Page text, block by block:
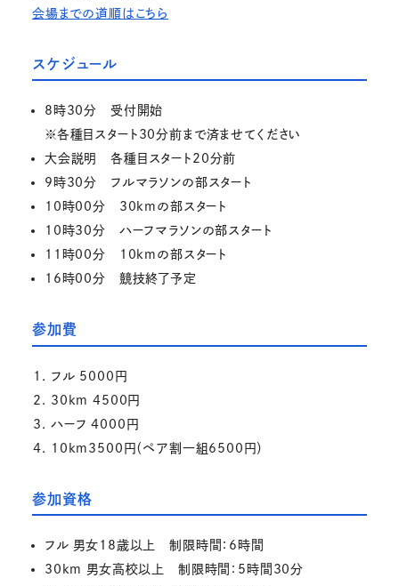
会場までの道順はこちら
スケジュール
8時30分 受付開始
※各種目スタート30分前まで済ませてください
大会説明 各種目スタート20分前
9時30分 フルマラソンの部スタート
10時00分 30kmの部スタート
10時30分 ハーフマラソンの部スタート
11時00分 10kmの部スタート
16時00分 競技終了予定
参加費
フル 5000円
30km 4500円
ハーフ 4000円
10km3500円（ペア割一組6500円）
参加資格
フル 男女18歳以上 制限時間：6時間
30km 男女高校以上 制限時間：5時間30分